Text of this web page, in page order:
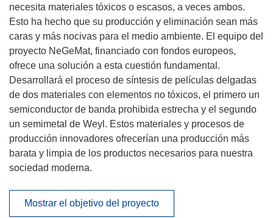
necesita materiales tóxicos o escasos, a veces ambos.
Esto ha hecho que su producción y eliminación sean más
caras y más nocivas para el medio ambiente. El equipo del
proyecto NeGeMat, financiado con fondos europeos,
ofrece una solución a esta cuestión fundamental.
Desarrollará el proceso de síntesis de películas delgadas
de dos materiales con elementos no tóxicos, el primero un
semiconductor de banda prohibida estrecha y el segundo
un semimetal de Weyl. Estos materiales y procesos de
producción innovadores ofrecerían una producción más
barata y limpia de los productos necesarios para nuestra
sociedad moderna.
Mostrar el objetivo del proyecto